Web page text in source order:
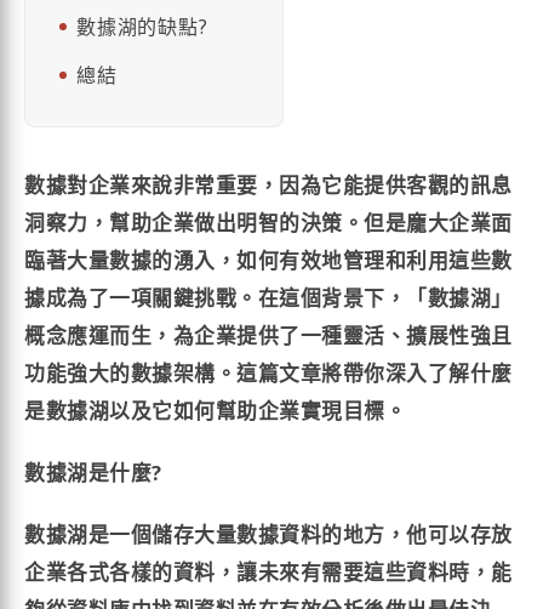
數據湖的缺點?
總結
數據對企業來說非常重要，因為它能提供客觀的訊息
洞察力，幫助企業做出明智的決策。但是龐大企業面
臨著大量數據的湧入，如何有效地管理和利用這些數
據成為了一項關鍵挑戰。在這個背景下，「數據湖」
概念應運而生，為企業提供了一種靈活、擴展性強且
功能強大的數據架構。這篇文章將帶你深入了解什麼
是數據湖以及它如何幫助企業實現目標。
數據湖是什麼?
數據湖是一個儲存大量數據資料的地方，他可以存放
企業各式各樣的資料，讓未來有需要這些資料時，能